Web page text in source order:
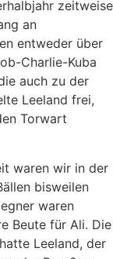
zeitweise
an
entweder über
Charlie-Kuba
auch zu der
Leeland frei,
Torwart
waren wir in der
bisweilen
waren
Beute für Ali. Die
Leeland, der